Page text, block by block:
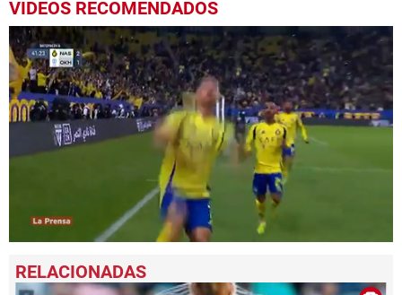
VIDEOS RECOMENDADOS
seconds
of